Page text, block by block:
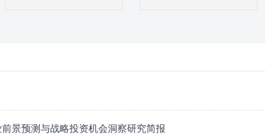
景预测与战略投资机会洞察研究简报